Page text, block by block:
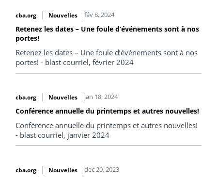
cba.org Nouvelles fév 8, 2024
Retenez les dates – Une foule d’événements sont à nos
portes!
Retenez les dates – Une foule d’événements sont à nos
portes! - blast courriel, février 2024
cba.org Nouvelles jan 18, 2024
Conférence annuelle du printemps et autres nouvelles!
Conférence annuelle du printemps et autres nouvelles!
- blast courriel, janvier 2024
cba.org Nouvelles dec 20, 2023